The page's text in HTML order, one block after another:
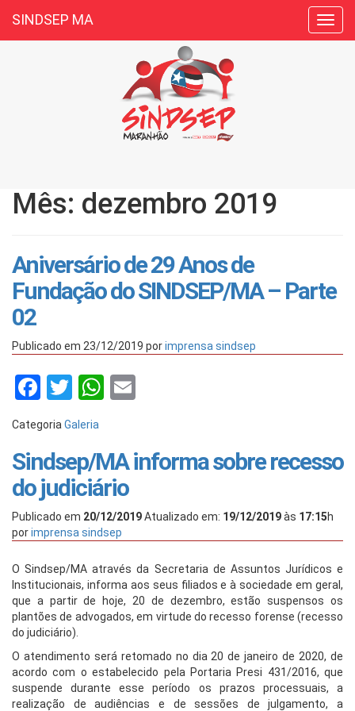
SINDSEP MA
Mês: dezembro 2019
Aniversário de 29 Anos de
Fundação do SINDSEP/MA – Parte
02
Publicado em 23/12/2019 porimprensa sindsep
Facebook
TwitterWhatsApp
Categoria Galeria
Sindsep/MA informa sobre recesso
do judiciário
Publicado em 20/12/2019Atualizado em: 19/12/2019às 17:15h
porimprensa sindsep
O Sindsep/MA através da Secretaria de Assuntos Jurídicos e
Institucionais, informa aos seus filiados e à sociedade em geral,
que a partir de hoje, 20 de dezembro, estão suspensos os
plantões de advogados, em virtude do recesso forense (recesso
do judiciário).
O atendimento será retomado no dia 20 de janeiro de 2020, de
acordo com o estabelecido pela Portaria Presi 431/2016, que
suspende durante esse período os prazos processuais, a
realização de audiências e de sessões de julgamento, a